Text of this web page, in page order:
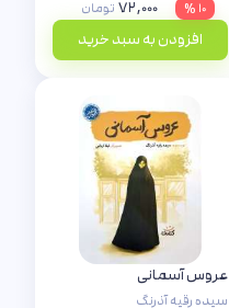
۱۰ %
۷۲,۰۰۰ تومان
افزودن به سبد خرید
عروس آسمانی
سیده رقیه آذرنگ